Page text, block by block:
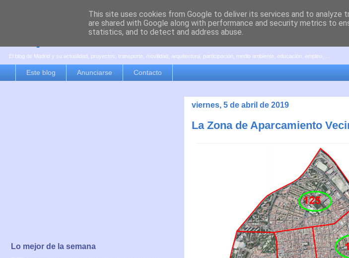
es por madrid
El blog de Madrid y su actualidad, proyectos, transporte, movilidad, arquitectura, participación, medio ambiente, educación, empleo, ...
Este blog Anunciarse Contacto
viernes, 5 de abril de 2019
La Zona de Aparcamiento
Lo mejor de la semana
This site uses cookies from Google to deliver its services and to analyze
are shared with Google along with performance and security metrics to
statistics, and to detect and address abuse.